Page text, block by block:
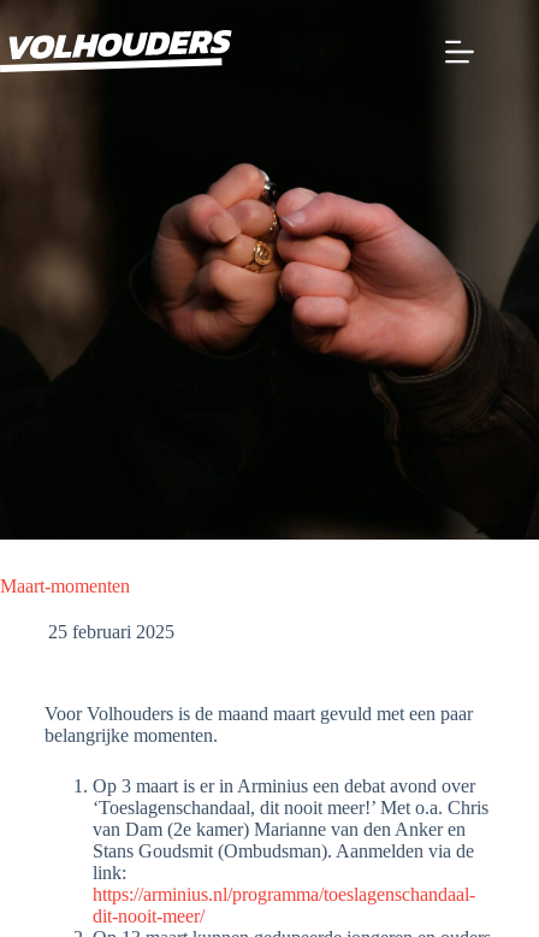
Maart-momenten
25 februari 2025
Voor Volhouders is de maand maart gevuld met een paar
belangrijke momenten.
Op 3 maart is er in Arminius een debat avond over
‘Toeslagenschandaal, dit nooit meer!’ Met o.a. Chris
van Dam (2e kamer) Marianne van den Anker en
Stans Goudsmit (Ombudsman). Aanmelden via de
link:
https://arminius.nl/programma/toeslagenschandaal-
dit-nooit-meer/